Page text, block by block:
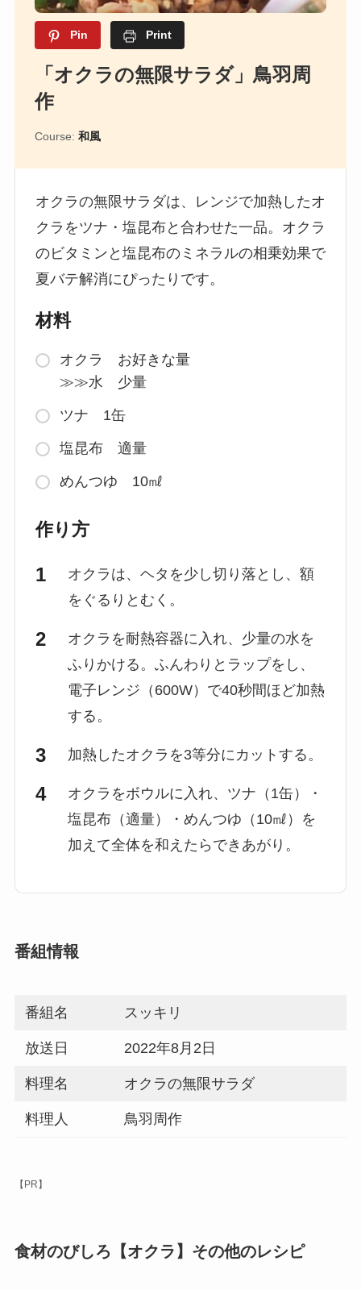
Pin Print
「オクラの無限サラダ」鳥羽周
作
Course: 和風
オクラの無限サラダは、レンジで加熱したオ
クラをツナ・塩昆布と合わせた一品。オクラ
のビタミンと塩昆布のミネラルの相乗効果で
夏バテ解消にぴったりです。
材料
オクラ お好きな量
≫≫水 少量
ツナ 1缶
塩昆布 適量
めんつゆ 10㎖
作り方
オクラは、ヘタを少し切り落とし、額
をぐるりとむく。
オクラを耐熱容器に入れ、少量の水を
ふりかける。ふんわりとラップをし、
電子レンジ（600W）で40秒間ほど加熱
する。
加熱したオクラを3等分にカットする。
オクラをボウルに入れ、ツナ（1缶）・
塩昆布（適量）・めんつゆ（10㎖）を
加えて全体を和えたらできあがり。
番組情報
番組名 スッキリ
放送日 2022年8月2日
料理名 オクラの無限サラダ
料理人 鳥羽周作
【PR】
食材のびしろ【オクラ】その他のレシピ